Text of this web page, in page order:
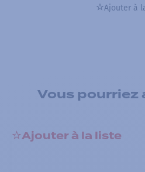
Ajouter à
Vous pourriez
Ajouter à la liste